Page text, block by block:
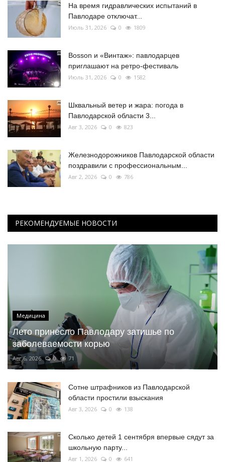
На время гидравлических испытаний в
Павлодаре отключат...
Июль 31, 2026 0 1809
Bosson и «Винтаж»: павлодарцев
приглашают на ретро-фестиваль
Июль 31, 2026 0 1582
Шквальный ветер и жара: погода в
Павлодарской области 3...
Авг 3, 2026 0 823
Железнодорожников Павлодарской области
поздравили с профессиональным...
Авг 2, 2026 0 786
РЕКОМЕНДУЕМЫЕ НОВОСТИ
Медицина
Лето принесло Павлодару затишье по
заболеваемости корью
Авг 6, 2026 0 71
Сотне штрафников из Павлодарской
области простили взыскания
Авг 3, 2026 0 138
Сколько детей 1 сентября впервые сядут за
школьную парту...
Авг 1, 2026 0 641